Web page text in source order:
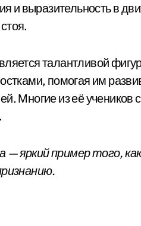
и выразительность в
талантливой
помогая им
Многие из её
— яркий пример того,